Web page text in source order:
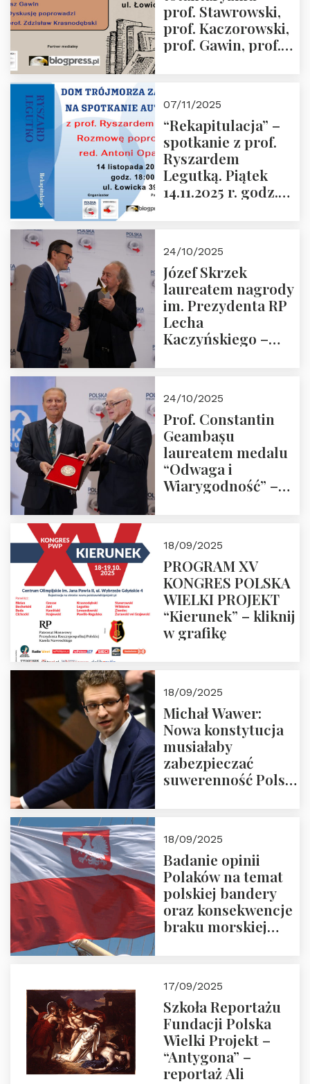
godz. 18:00.
prof. Stawrowski,
prof. Kaczorowski,
prof. Gawin, prof.
07/11/2025
“Rekapitulacja” –
spotkanie z prof.
Ryszardem
Legutką. Piątek
14.11.2025 r. godz.
24/10/2025
Józef Skrzek
laureatem nagrody
im. Prezydenta RP
Lecha
Kaczyńskiego –
24/10/2025
Prof. Constantin
Geambașu
laureatem medalu
“Odwaga i
Wiarygodność” –
18/09/2025
PROGRAM XV
KONGRES POLSKA
WIELKI PROJEKT
“Kierunek” – kliknij
w grafikę
18/09/2025
Michał Wawer:
Nowa konstytucja
musiałaby
zabezpieczać
suwerenność Polski
18/09/2025
Badanie opinii
Polaków na temat
polskiej bandery
oraz konsekwencje
braku morskiej
17/09/2025
Szkoła Reportażu
Fundacji Polska
Wielki Projekt –
“Antygona” –
reportaż Ali